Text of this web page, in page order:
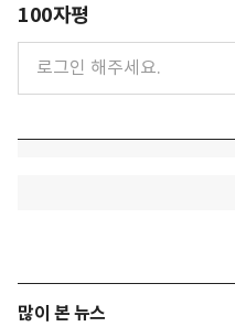
100자평
많이 본 뉴스